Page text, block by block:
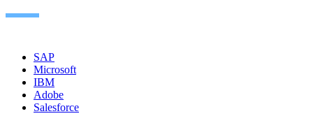
SAP
Microsoft
IBM
Adobe
Salesforce